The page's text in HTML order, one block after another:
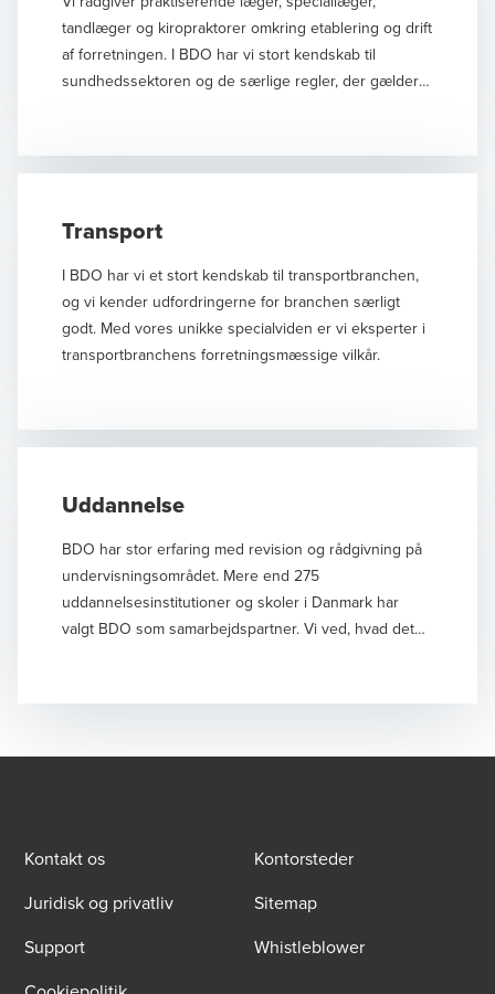
tandlæger og kiropraktorer omkring etablering og drift
af forretningen. I BDO har vi stort kendskab til
sundhedssektoren og de særlige regler, der gælder
såvel regnskabsudarbejdelse som rådgivning, ligesom
med optimering af såvel praksisdrift som
privatøkonomi.
Transport
I BDO har vi et stort kendskab til transportbranchen,
og vi kender udfordringerne for branchen særligt
godt. Med vores unikke specialviden er vi eksperter i
transportbranchens forretningsmæssige vilkår.
Uddannelse
BDO har stor erfaring med revision og rådgivning på
undervisningsområdet. Mere end 275
uddannelsesinstitutioner og skoler i Danmark har
valgt BDO som samarbejdspartner. Vi ved, hvad det
Kontakt os
Kontorsteder
Juridisk og privatliv
Sitemap
Support
Whistleblower